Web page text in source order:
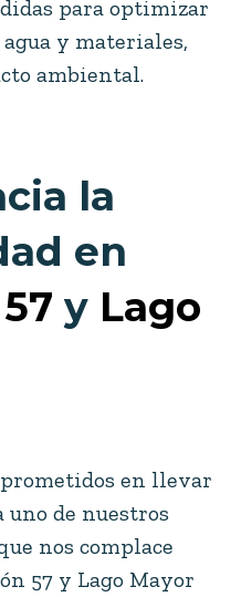
para optimizar
y materiales,
ambiental.
la
en
y Lago
en llevar
uno de nuestros
nos complace
57 y Lago Mayor